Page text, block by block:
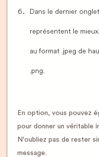
Dans le dernier
représentent le
au format .jpeg de
.png.
En option, vous pouvez
pour donner un véritable
N'oubliez pas de rester
message.